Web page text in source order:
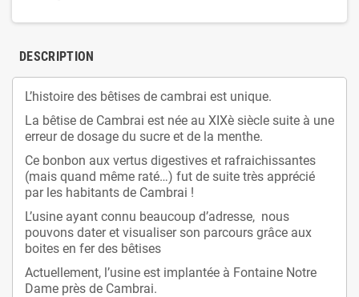
DESCRIPTION
L’histoire des bêtises de cambrai est unique.
La bêtise de Cambrai est née au XIXè siècle suite à une
erreur de dosage du sucre et de la menthe.
Ce bonbon aux vertus digestives et rafraichissantes
(mais quand même raté…) fut de suite très apprécié
par les habitants de Cambrai !
L’usine ayant connu beaucoup d’adresse, nous
pouvons dater et visualiser son parcours grâce aux
boites en fer des bêtises
Actuellement, l’usine est implantée à Fontaine Notre
Dame près de Cambrai.